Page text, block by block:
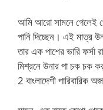
আমি আরো সামনে গেলেই
পানি দিচ্ছেন। এই মাত্র
তার এক পাশের ভারি
মিশ্রনে উনার পা চক চক
2 বাংলাদেশী পারিবারিক